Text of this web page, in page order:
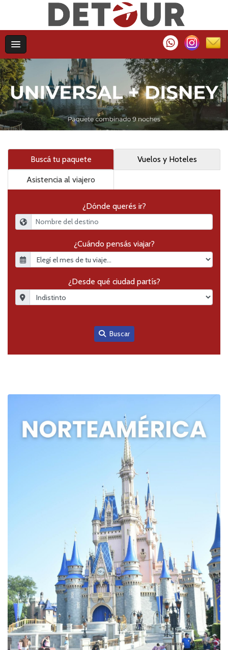
Buscá tu paquete Vuelos y Hoteles
Asistencia al viajero
¿Dónde querés ir?
¿Cuándo pensás viajar?
¿Desde qué ciudad partís?
Buscar